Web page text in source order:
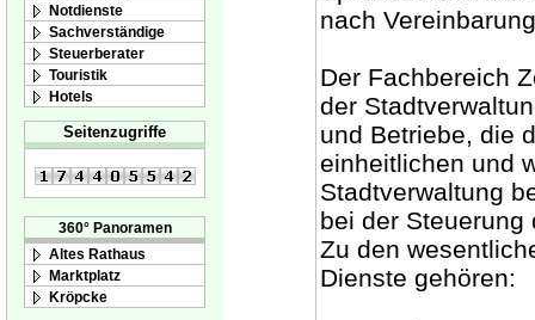
Notdienste
Sachverständige
Steuerberater
Touristik
Hotels
Seitenzugriffe
360° Panoramen
Altes Rathaus
Marktplatz
Kröpcke
nach Vereinbarung
Der Fachbereich
der
und Betriebe, die
einheitlichen und
Stadtverwaltung
bei der Steuerung
Zu den
Dienste gehören: